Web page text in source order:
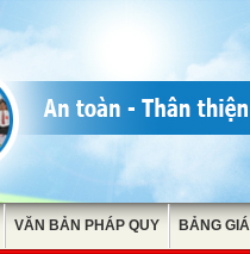
VĂN BẢN PHÁP QUY BẢNG GIÁ